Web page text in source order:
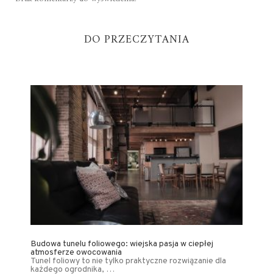
DO PRZECZYTANIA
Budowa tunelu foliowego: wiejska pasja w ciepłej
atmosferze owocowania
Tunel foliowy to nie tylko praktyczne rozwiązanie dla
każdego ogrodnika, …